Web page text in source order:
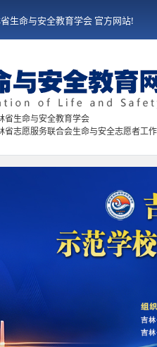
生命与安全教育学会 官方网站!
省生命与安全教育学会
省志愿服务联合会生命与安全志愿者工